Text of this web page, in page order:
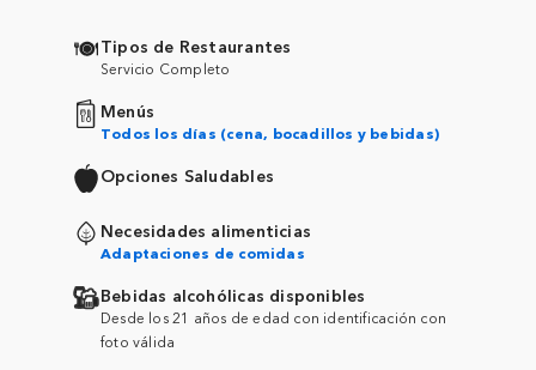
Tipos de Restaurantes
Servicio Completo
Menús
Todos los días (cena, bocadillos y bebidas)
Opciones Saludables
Necesidades alimenticias
Adaptaciones de comidas
Bebidas alcohólicas disponibles
Desde los 21 años de edad con identificación con
foto válida